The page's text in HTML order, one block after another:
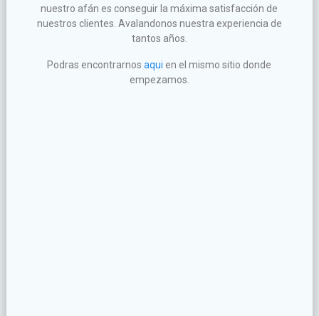
nuestro afán es conseguir la máxima satisfacción de
nuestros clientes. Avalandonos nuestra experiencia de
tantos años.
Podras encontrarnosaquien el mismo sitio donde
empezamos.